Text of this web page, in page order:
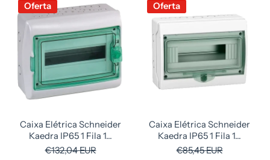
Oferta
Caixa Elétrica Schneider
Kaedra IP65 1 Fila 1...
€132,04 EUR
Oferta
Caixa Elétrica Schneider
Kaedra IP65 1 Fila 1...
€85,45 EUR